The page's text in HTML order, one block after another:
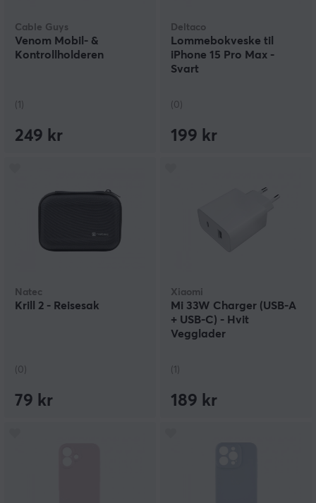
Cable Guys
Venom Mobil- &
Kontrollholderen
(1)
249 kr
Deltaco
Lommebokveske til
iPhone 15 Pro Max -
Svart
(0)
199 kr
Natec
Krill 2 - Reisesak
(0)
79 kr
Xiaomi
Mi 33W Charger (USB-A
+ USB-C) - Hvit
Vegglader
(1)
189 kr